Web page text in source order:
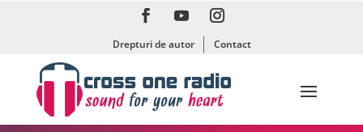
Drepturi de autor Contact